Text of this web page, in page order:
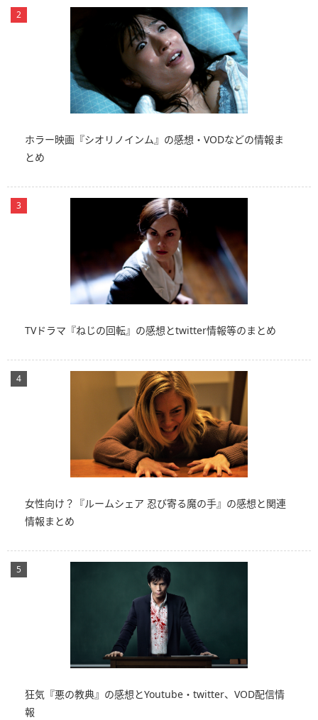
ホラー映画『シオリノインム』の感想・VODなどの情報ま
とめ
TVドラマ『ねじの回転』の感想とtwitter情報等のまとめ
女性向け？『ルームシェア 忍び寄る魔の手』の感想と関連
情報まとめ
狂気『悪の教典』の感想とYoutube・twitter、VOD配信情
報